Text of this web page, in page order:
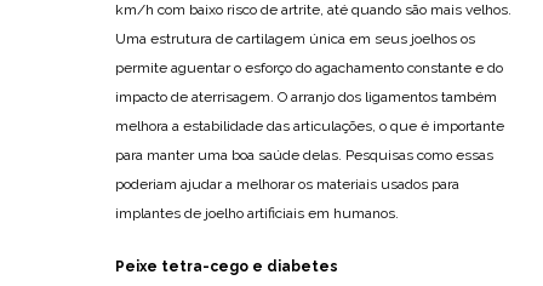
km/h com baixo risco de artrite, até quando são mais velhos.
Uma estrutura de cartilagem única em seus joelhos os
permite aguentar o esforço do agachamento constante e do
impacto de aterrisagem. O arranjo dos ligamentos também
melhora a estabilidade das articulações, o que é importante
para manter uma boa saúde delas. Pesquisas como essas
poderiam ajudar a melhorar os materiais usados para
implantes de joelho artificiais em humanos.
Peixe tetra-cego e diabetes